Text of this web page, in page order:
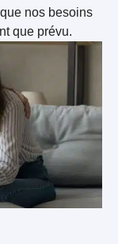
nos besoins
que prévu.